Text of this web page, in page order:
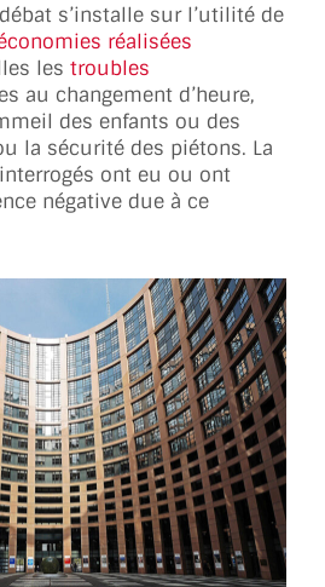
s’installe sur l’utilité de
réalisées
lestroubles
au changement d’heure,
des enfants ou des
la sécurité des piétons. La
ont eu ou ont
négative due à ce